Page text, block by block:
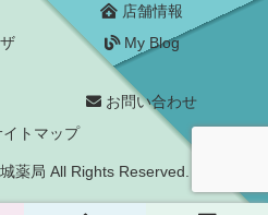
店舗情報
My Blog
お問い合わせ
イトマップ
薬局 All Rights Reserved.